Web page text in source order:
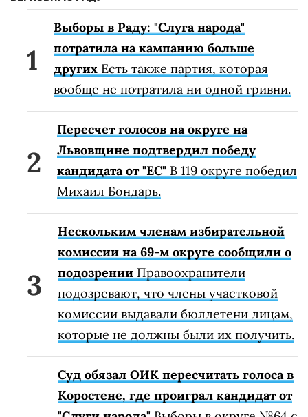
Выборы в Раду: "Слуга народа"
потратила на кампанию больше
других Есть также партия, которая
вообще не потратила ни одной гривни.
Пересчет голосов на округе на
Львовщине подтвердил победу
кандидата от "ЕС" В 119 округе победил
Михаил Бондарь.
Нескольким членам избирательной
комиссии на 69-м округе сообщили о
подозрении Правоохранители
подозревают, что члены участковой
комиссии выдавали бюллетени лицам,
которые не должны были их получить.
Суд обязал ОИК пересчитать голоса в
Коростене, где проиграл кандидат от